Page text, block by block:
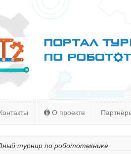
О проекте
турнир по робототехнике